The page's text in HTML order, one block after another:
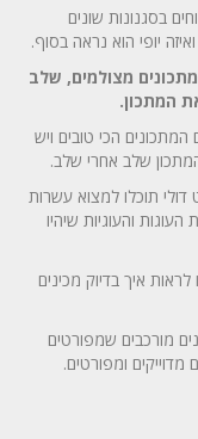
בסגנונות שונים
יופי הוא נראה בסוף.
מצולמים, שלב
המתכון.
הכי טובים ויש
שלב אחרי שלב.
דולי תוכלו למצוא עשרות
והעוגיות שיהיו
איך בדיוק מכינים
מורכבים שמפורטים
ומפורטים.